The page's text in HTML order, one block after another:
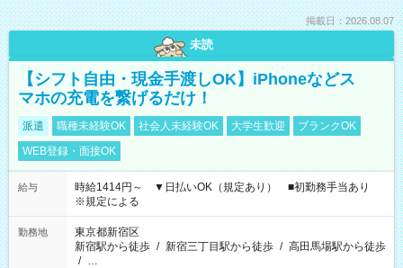
掲載日：2026.08.07
未読
【シフト自由・現金手渡しOK】iPhoneなどス
マホの充電を繋げるだけ！
派遣 職種未経験OK 社会人未経験OK 大学生歓迎
ブランクOK
WEB登録・面接OK
給与
時給1414円～ ▼日払いOK（規定あり） ■初勤務手当あり
※規定による
勤務地
東京都新宿区
新宿駅から徒歩 / 新宿三丁目駅から徒歩 / 高田馬場駅から徒歩
/ …